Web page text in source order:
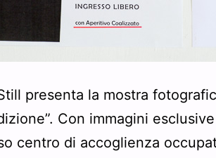
presenta la mostra
Con immagini
centro di accoglienza